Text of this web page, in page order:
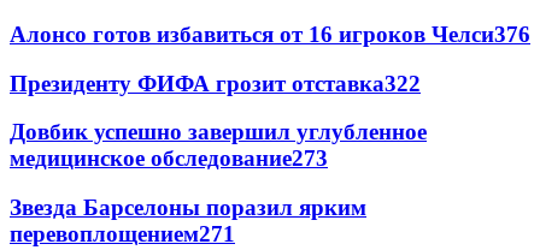
Алонсо готов избавиться от 16 игроков Челси376
Президенту ФИФА грозит отставка322
Довбик успешно завершил углубленное
медицинское обследование273
Звезда Барселоны поразил ярким
перевоплощением271